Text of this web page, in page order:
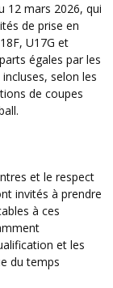
de prise en
U17G et
égales par les
selon les
de coupes
invités à prendre
à ces
et les
du temps